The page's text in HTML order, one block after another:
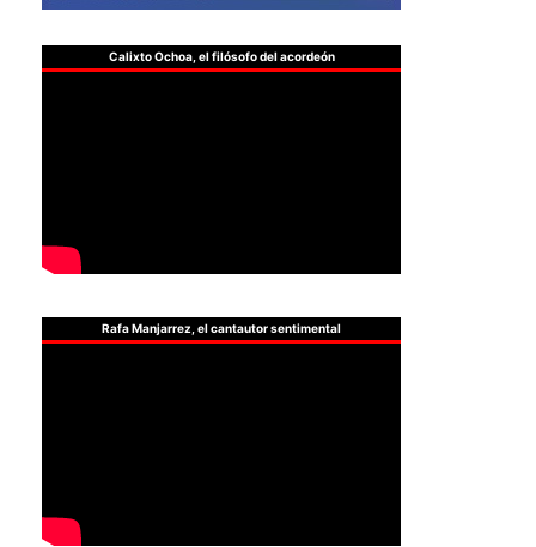
Calixto Ochoa, el filósofo del acordeón
Rafa Manjarrez, el cantautor sentimental